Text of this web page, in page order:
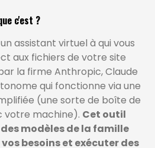
c'est ?
assistant virtuel à qui vous
aux fichiers de votre site
la firme Anthropic, Claude
qui fonctionne via une
(une sorte de boîte de
votre machine). Cet outil
modèles de la famille
besoins et exécuter des